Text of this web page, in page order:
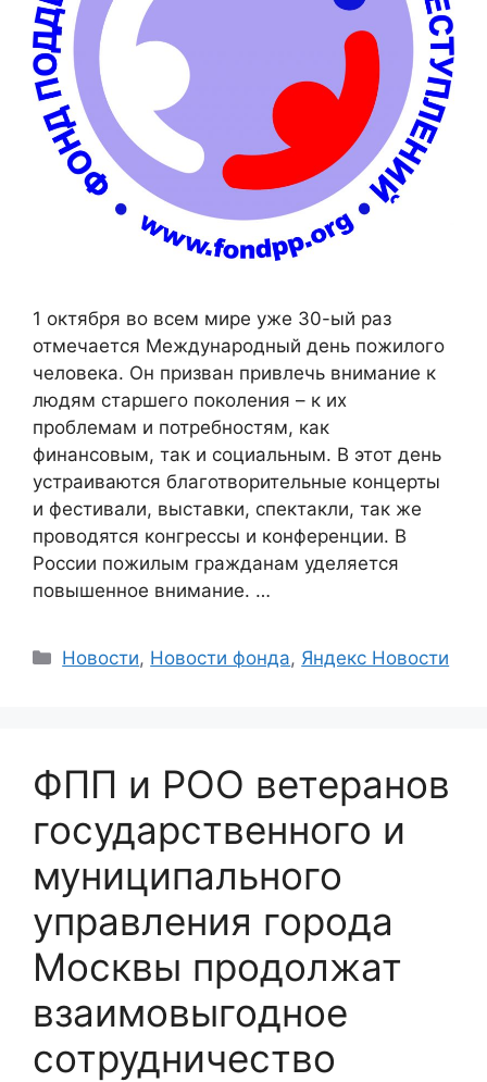
1 октября во всем мире уже 30-ый раз
отмечается Международный день пожилого
человека. Он призван привлечь внимание к
людям старшего поколения – к их
проблемам и потребностям, как
финансовым, так и социальным. В этот день
устраиваются благотворительные концерты
и фестивали, выставки, спектакли, так же
проводятся конгрессы и конференции. В
России пожилым гражданам уделяется
повышенное внимание. …
Categories
Новости, Новости фонда, Яндекс Новости
ФПП и РОО ветеранов
государственного и
муниципального
управления города
Москвы продолжат
взаимовыгодное
сотрудничество